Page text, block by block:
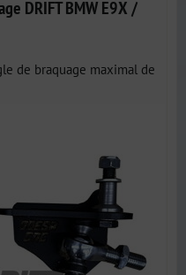
DRIFT BMW E9X /
de braquage maximal de